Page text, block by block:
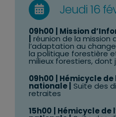
Jeudi 16
09h00 | Mission
réunion de la mission
l’adaptation au
la politique forestière
milieux forestiers, dont
09h00
| Hémicycle
nationale | Suite des
retraites
15h00
| Hémicycle de